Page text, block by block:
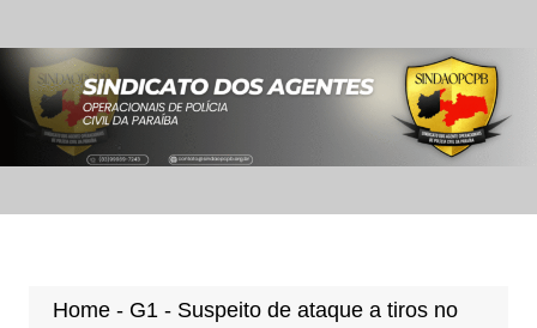
para
conteúdo
Home- G1 - Suspeito de ataque a tiros no